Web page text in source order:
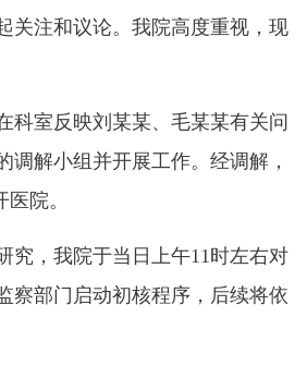
注和议论。我院高度重视，现
室反映刘某某、毛某某有关问
解小组并开展工作。经调解，
院。
究，我院于当日上午11时左右对
察部门启动初核程序，后续将依